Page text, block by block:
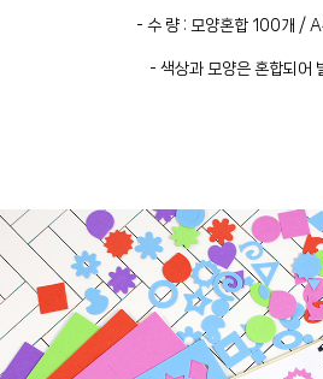
- 수 량 : 모양혼합 100개 /
- 색상과 모양은 혼합되어